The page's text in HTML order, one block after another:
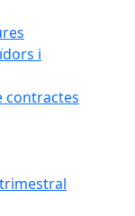
i
contractes